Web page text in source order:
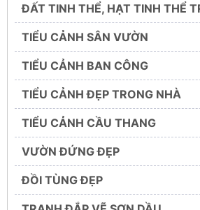
ĐẤT TINH THỂ, HẠT TINH THỂ
TIỂU CẢNH SÂN VƯỜN
TIỂU CẢNH BAN CÔNG
TIỂU CẢNH ĐẸP TRONG NHÀ
TIỂU CẢNH CẦU THANG
VƯỜN ĐỨNG ĐẸP
ĐỒI TÙNG ĐẸP